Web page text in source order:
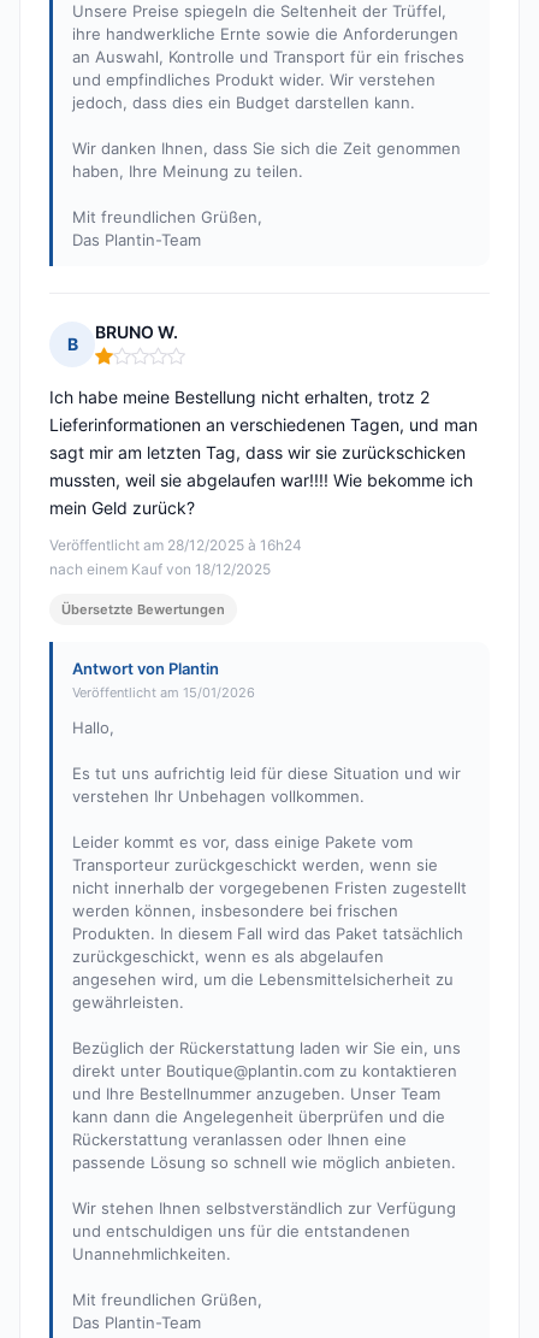
Unsere Preise spiegeln die Seltenheit der Trüffel,
ihre handwerkliche Ernte sowie die Anforderungen
an Auswahl, Kontrolle und Transport für ein frisches
und empfindliches Produkt wider. Wir verstehen
jedoch, dass dies ein Budget darstellen kann.
Wir danken Ihnen, dass Sie sich die Zeit genommen
haben, Ihre Meinung zu teilen.
Mit freundlichen Grüßen,
Das Plantin-Team
B
BRUNO W.
Hinweis: 1 von 5
Veröffentlicht am 28/12/2025 à 16h24
nach einem Kauf von 18/12/2025
Ich habe meine Bestellung nicht erhalten, trotz 2
Lieferinformationen an verschiedenen Tagen, und man
sagt mir am letzten Tag, dass wir sie zurückschicken
mussten, weil sie abgelaufen war!!!! Wie bekomme ich
mein Geld zurück?
Übersetzte Bewertungen
Antwort von Plantin
Veröffentlicht am 15/01/2026
Hallo,
Es tut uns aufrichtig leid für diese Situation und wir
verstehen Ihr Unbehagen vollkommen.
Leider kommt es vor, dass einige Pakete vom
Transporteur zurückgeschickt werden, wenn sie
nicht innerhalb der vorgegebenen Fristen zugestellt
werden können, insbesondere bei frischen
Produkten. In diesem Fall wird das Paket tatsächlich
zurückgeschickt, wenn es als abgelaufen
angesehen wird, um die Lebensmittelsicherheit zu
gewährleisten.
Bezüglich der Rückerstattung laden wir Sie ein, uns
direkt unter Boutique@plantin.com zu kontaktieren
und Ihre Bestellnummer anzugeben. Unser Team
kann dann die Angelegenheit überprüfen und die
Rückerstattung veranlassen oder Ihnen eine
passende Lösung so schnell wie möglich anbieten.
Wir stehen Ihnen selbstverständlich zur Verfügung
und entschuldigen uns für die entstandenen
Unannehmlichkeiten.
Mit freundlichen Grüßen,
Das Plantin-Team